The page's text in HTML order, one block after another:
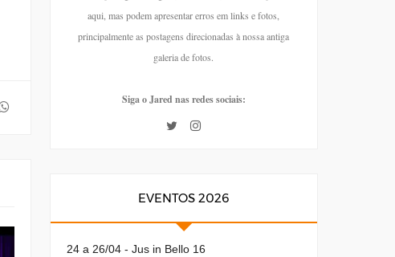
aqui, mas podem apresentar erros em links e fotos,
principalmente as postagens direcionadas à nossa antiga
galeria de fotos.
Siga o Jared nas redes sociais:
EVENTOS 2026
24 a 26/04 - Jus in Bello 16